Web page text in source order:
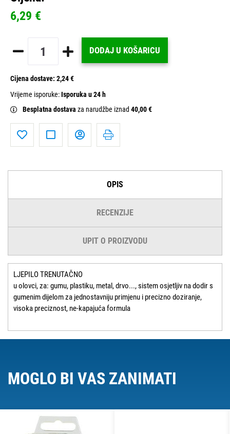
6,29 €
DODAJ U KOŠARICU
Cijena dostave: 2,24 €
Vrijeme isporuke:Isporuka u 24 h
Besplatna dostava za narudžbe iznad 40,00 €
OPIS
RECENZIJE
UPIT O PROIZVODU
LJEPILO TRENUTAČNO
u olovci, za: gumu, plastiku, metal, drvo..., sistem osjetljiv na dodir s
gumenim dijelom za jednostavniju primjenu i precizno doziranje,
visoka preciznost, ne-kapajuća formula
MOGLO BI VAS ZANIMATI